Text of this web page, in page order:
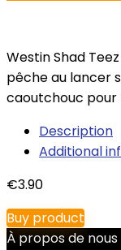
Westin Shad
pêche au lancer
caoutchouc pour
Description
Additional
€3.90
Buy product
À propos de nous